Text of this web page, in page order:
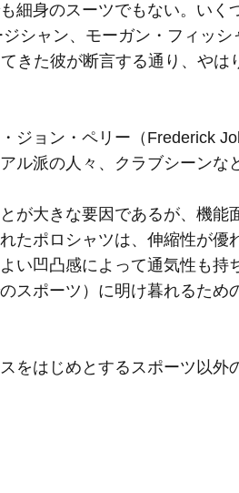
細身のスーツでもない。いく
シャン、モーガン・フィッシ
た彼が断言する通り、やは
ジョン・ペリー（Frederick
ル派の人々、クラブシーンな
大きな要因であるが、機能
たポロシャツは、伸縮性が優
い凹凸感によって通気性も持
スポーツ）に明け暮れるため
をはじめとするスポーツ以外